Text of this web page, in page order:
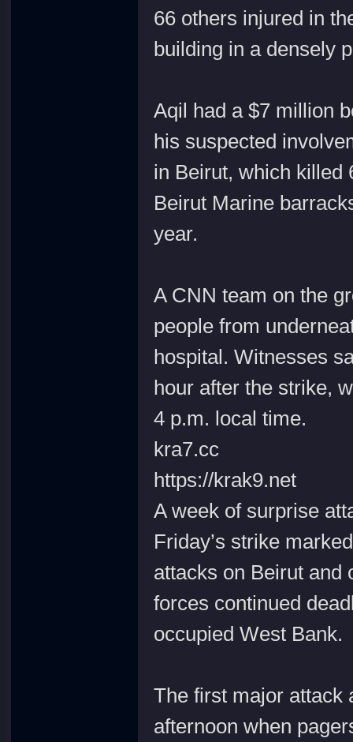
66 others injured in
building in a densely
Aqil had a $7 million
his suspected
in Beirut, which killed
Beirut Marine
year.
A CNN team on the
people from
hospital. Witnesses
hour after the strike,
4 p.m. local time.
kra7.cc
https://krak9.net
A week of surprise
Friday’s strike
attacks on Beirut and
forces continued
occupied West Bank.
The first major attack
afternoon when